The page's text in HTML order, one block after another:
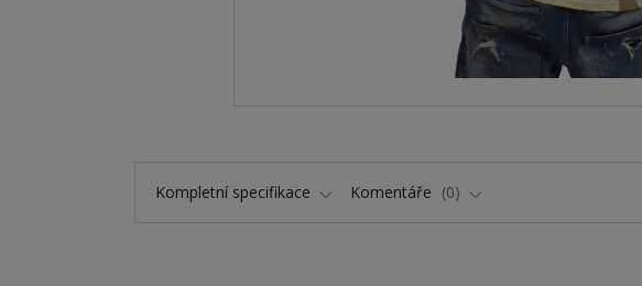
Kompletní specifikace Komentáře 0